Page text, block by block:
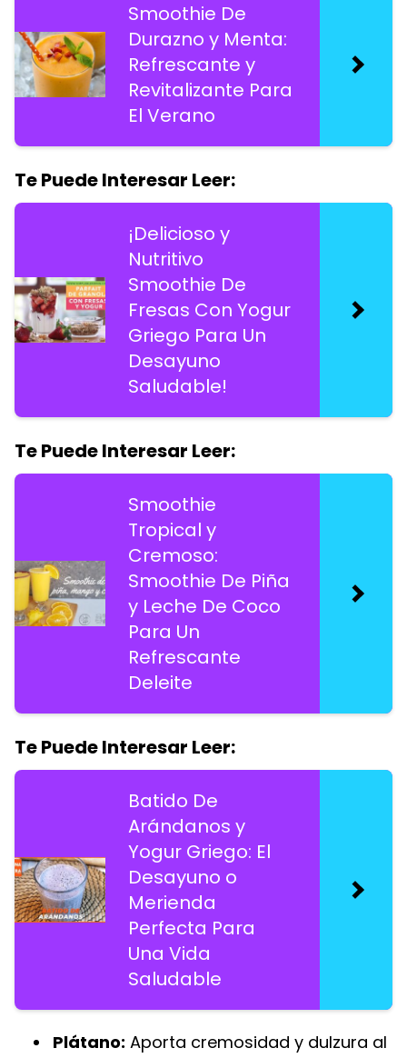
Smoothie De
Durazno y Menta:
Refrescante y
Revitalizante Para
El Verano
Te Puede Interesar Leer:
¡Delicioso y
Nutritivo
Smoothie De
Fresas Con Yogur
Griego Para Un
Desayuno
Saludable!
Te Puede Interesar Leer:
Smoothie
Tropical y
Cremoso:
Smoothie De Piña
y Leche De Coco
Para Un
Refrescante
Deleite
Te Puede Interesar Leer:
Batido De
Arándanos y
Yogur Griego: El
Desayuno o
Merienda
Perfecta Para
Una Vida
Saludable
Plátano: Aporta cremosidad y dulzura al